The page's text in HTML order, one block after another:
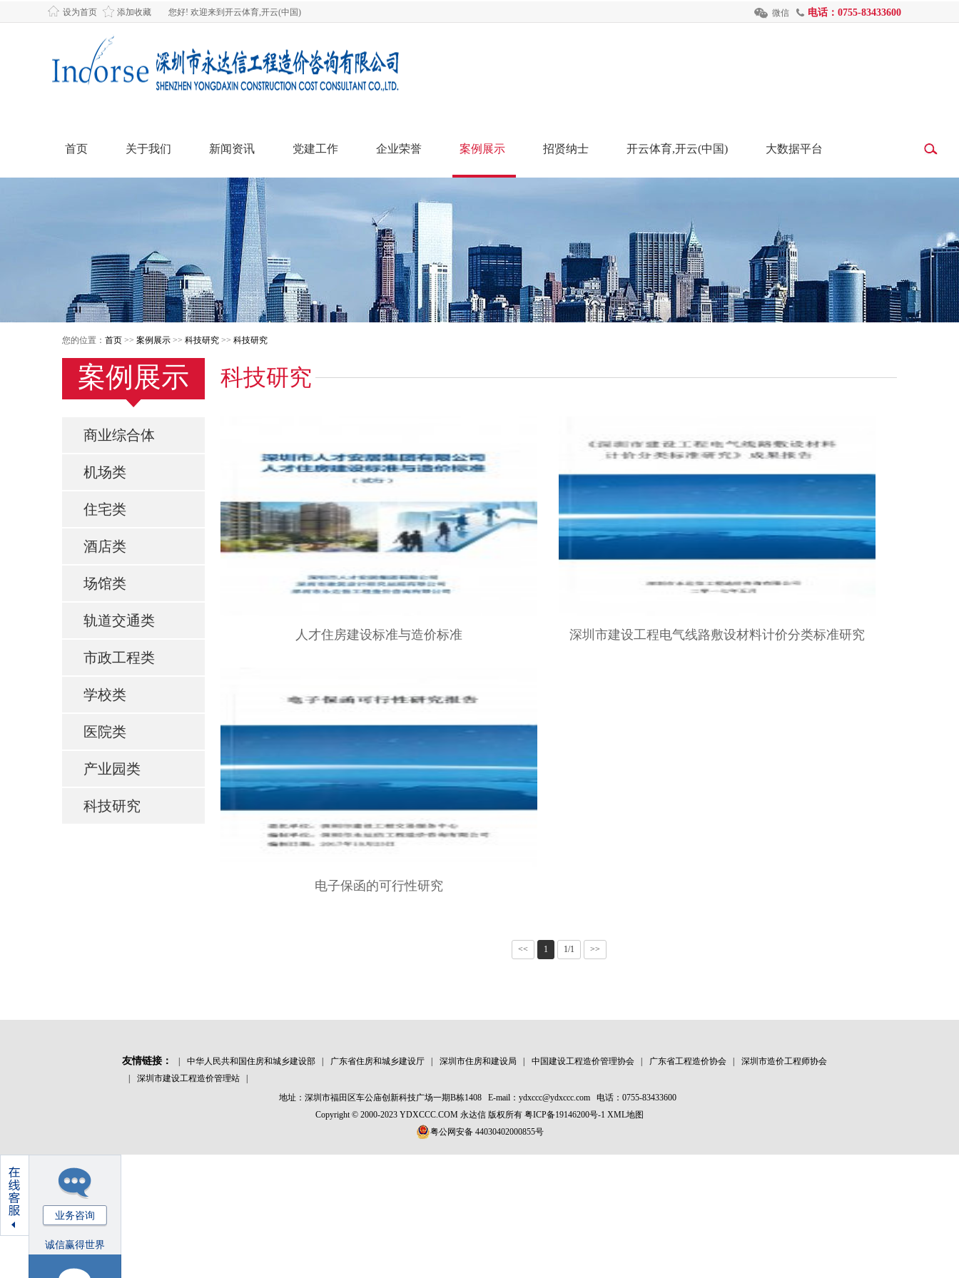
设为首页 添加收藏 您好! 欢迎来到开云体育,开云(中国) 微信 电话：0755-83433600
首页 关于我们 新闻资讯 党建工作 企业荣誉 案例展示 招贤纳士 开云体育,开云(中国) 大数据平台
您的位置： 首页 >> 案例展示 >> 科技研究 >> 科技研究
案例展示
商业综合体
机场类
住宅类
酒店类
场馆类
轨道交通类
市政工程类
学校类
医院类
产业园类
科技研究
科技研究
人才住房建设标准与造价标准 深圳市建设工程电气线路敷设材料计价分类标准研究
电子保函的可行性研究
<< 1 1/1 >>
友情链接： 中华人民共和国住房和城乡建设部 广东省住房和城乡建设厅 深圳市住房和建设局 中国建设工程造价管理协会 广东省工程造价协会
深圳市造价工程师协会
深圳市建设工程造价管理站
地址：深圳市福田区车公庙创新科技广场一期B栋1408
E-mail：ydxccc@ydxccc.com
电话：0755-83433600
Copyright © 2000-2023 YDXCCC.COM 永达信 版权所有 粤ICP备19146200号-1 XML地图
粤公网安备 44030402000855号
业务咨询
诚信赢得世界